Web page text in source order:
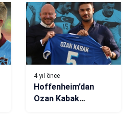
4 yıl önce
Hoffenheim’dan
Ozan Kabak